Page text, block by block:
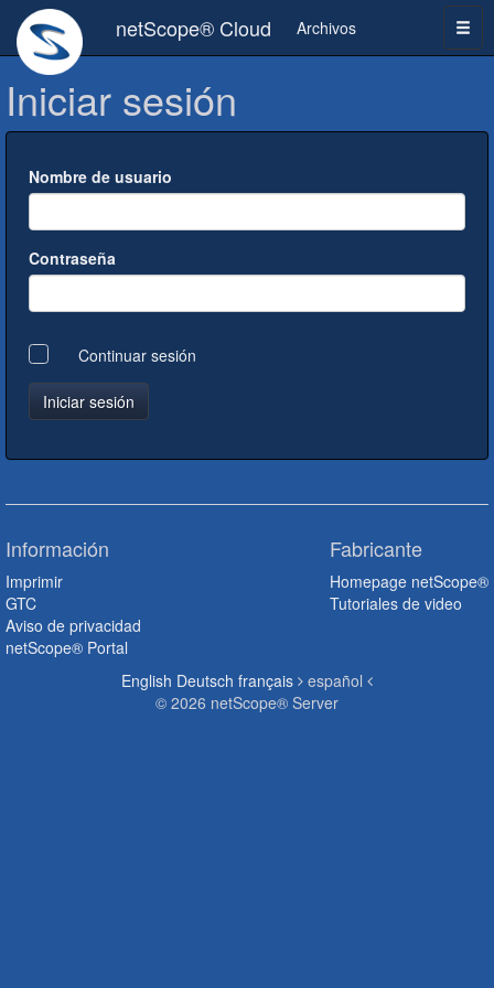
netScope® Cloud Archivos
Iniciar sesión
Nombre de usuario
Contraseña
Continuar sesión
Información
Imprimir
GTC
Aviso de privacidad
netScope® Portal
Fabricante
Homepage netScope®
Tutoriales de video
English Deutsch français
español
© 2026 netScope® Server